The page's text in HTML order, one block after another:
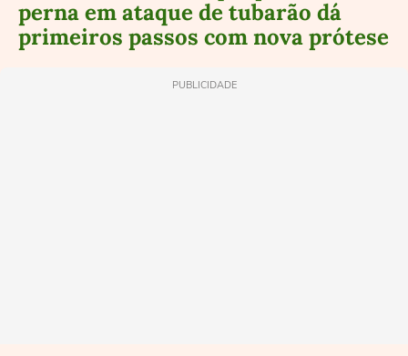
perna em ataque de tubarão dá
primeiros passos com nova prótese
PUBLICIDADE